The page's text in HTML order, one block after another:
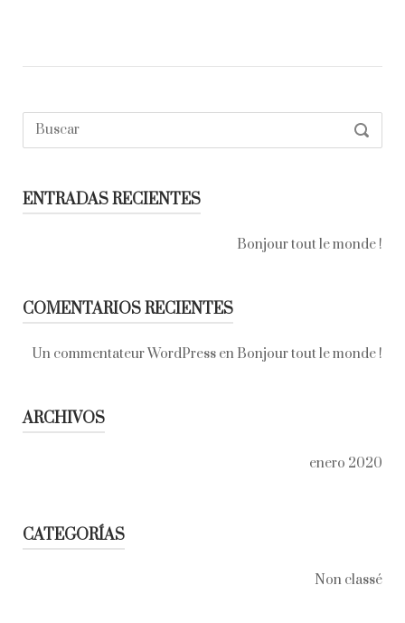
Buscar:
ENTRADAS RECIENTES
Bonjour tout le monde !
COMENTARIOS RECIENTES
Un commentateur WordPress en Bonjour tout le monde !
ARCHIVOS
enero 2020
CATEGORÍAS
Non classé